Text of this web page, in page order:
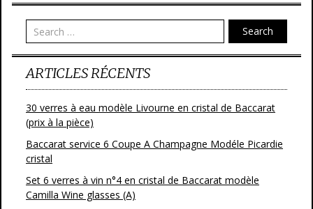
o
k Search
ARTICLES RÉCENTS
30 verres à eau modèle Livourne en cristal de Baccarat
(prix à la pièce)
Baccarat service 6 Coupe A Champagne Modéle Picardie
cristal
Set 6 verres à vin n°4 en cristal de Baccarat modèle
Camilla Wine glasses (A)